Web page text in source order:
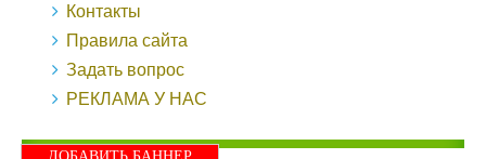
Контакты
Правила сайта
Задать вопрос
РЕКЛАМА У НАС